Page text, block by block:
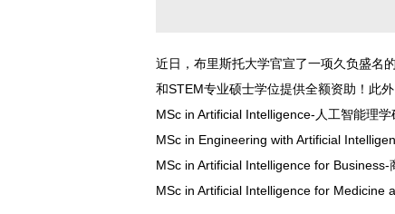
近日，布里斯托大学官宣了一项久负盛
和STEM专业硕士学位提供全额资助！此
MSc in Artificial Intelligence-人工智能理学
MSc in Engineering with Artificial
MSc in Artificial Intelligence for Business-
MSc in Artificial Intelligence for Medicine